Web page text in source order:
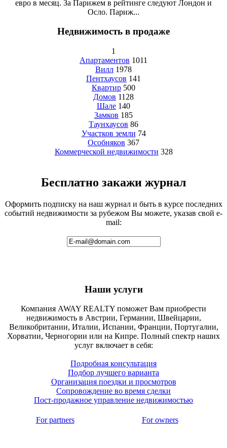
евро в месяц. За Парижем в рейтинге следуют Лондон и
Осло. Париж...
Недвижимость в продаже
1
Апартаментов 1011
Вилл 1978
Пентхаусов 141
Квартир 500
Домов 1128
Шале 140
Замков 185
Таунхаусов 86
Участков земли 74
Особняков 367
Коммерческой недвижимости 328
Бесплатно закажи журнал
Оформить подписку на наш журнал и быть в курсе последних
событий недвижимости за рубежом Вы можете, указав свой e-
mail:
Наши услуги
Компания AWAY REALTY поможет Вам приобрести
недвижимость в Австрии, Германии, Швейцарии,
Великобритании, Италии, Испании, Франции, Португалии,
Хорватии, Черногории или на Кипре. Полный спектр наших
услуг включает в себя:
Подробная консультация
Подбор лучшего варианта
Организация поездки и просмотров
Сопровождение во время сделки
Пост-продажное управление недвижимостью
For partners For owners